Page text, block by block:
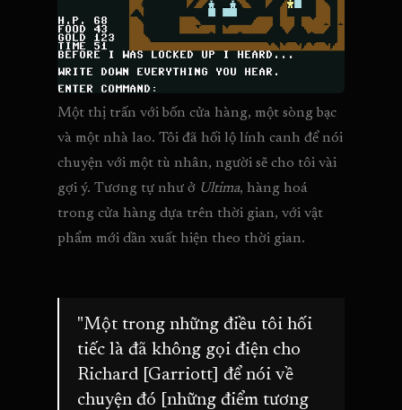
Một thị trấn với bốn cửa hàng, một sòng bạc
và một nhà lao. Tôi đã hối lộ lính canh để nói
chuyện với một tù nhân, người sẽ cho tôi vài
gợi ý. Tương tự như ở Ultima, hàng hoá
trong cửa hàng dựa trên thời gian, với vật
phẩm mới dần xuất hiện theo thời gian.
"Một trong những điều tôi hối
tiếc là đã không gọi điện cho
Richard [Garriott] để nói về
chuyện đó [những điểm tương